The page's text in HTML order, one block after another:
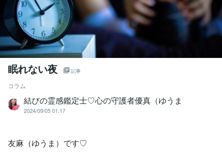
眠れない夜 記事
コラム
結びの霊感鑑定士♡心の守護者優真（ゆうま
2024/09/05 01:17
友麻（ゆうま）です♡